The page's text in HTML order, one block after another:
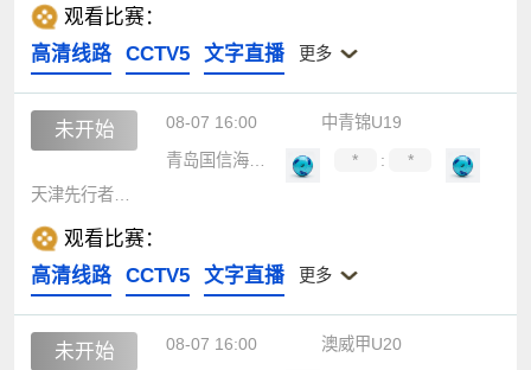
观看比赛：
高清线路
CCTV5 文字直播 更多
未开始 08-07 16:00
中青锦U19
青岛国信海天U19
* :
*
观看比赛：
高清线路
CCTV5 文字直播 更多
未开始 08-07 16:00
澳威甲U20